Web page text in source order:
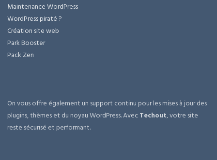
Maintenance WordPress
WordPress piraté ?
Création site web
Park Booster
Pack Zen
On vous offre également un support continu pour les mises à jour des
plugins, thèmes et du noyau WordPress. AvecTechout, votre site
reste sécurisé et performant.